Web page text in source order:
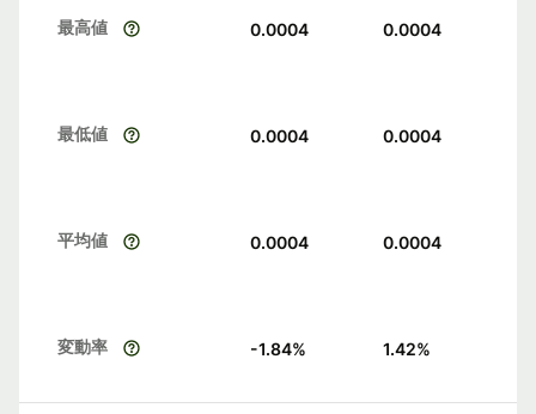
最高値 0.0004 0.0004
最低値 0.0004 0.0004
平均値 0.0004 0.0004
変動率 -1.84% 1.42%